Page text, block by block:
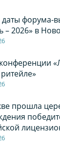
форума-
– 2026» в
прошла